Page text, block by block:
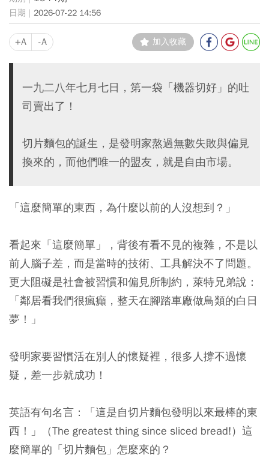
2026-07-22 14:56
+A -A 加入收藏
一九二八年七月七日，第一袋「機器切好」的吐
司賣出了！
切片麵包的誕生，是發明家熬過無數失敗與偏見
換來的，而他們唯一的盟友，就是自由市場。
「這麼簡單的東西，為什麼以前的人沒想到？」
看起來「這麼簡單」，背後有看不見的複雜，不是以
前人腦子差，而是當時的技術、工具解決不了問題。
更大阻礙是社會被習慣和偏見所制約，萊特兄弟說：
「鄰居看我們很瘋癲，整天在腳踏車廠做鳥類的白日
夢！」
發明家要習慣活在別人的懷疑裡，很多人撐不過懷
疑，差一步就成功！
英語有句名言：「這是自切片麵包發明以來最棒的東
西！」（The greatest thing since sliced bread!）這
麼簡單的「切片麵包」怎麼來的？